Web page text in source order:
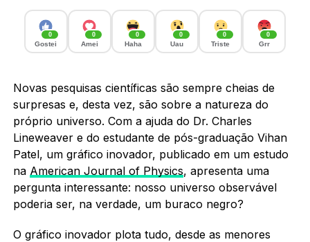
0
Gostei
0
Amei
0
Haha
0
Uau
0
Triste
0
Grr
Novas pesquisas científicas são sempre cheias de
surpresas e, desta vez, são sobre a natureza do
próprio universo. Com a ajuda do Dr. Charles
Lineweaver e do estudante de pós-graduação Vihan
Patel, um gráfico inovador, publicado em um estudo
na American Journal of Physics, apresenta uma
pergunta interessante: nosso universo observável
poderia ser, na verdade, um buraco negro?
O gráfico inovador plota tudo, desde as menores